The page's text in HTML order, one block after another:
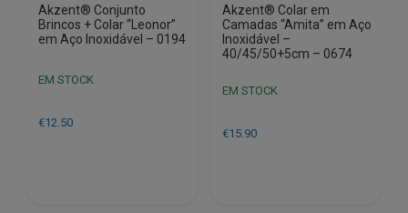
Akzent® Conjunto
Brincos + Colar “Leonor”
em Aço Inoxidável – 0194
EM STOCK
€12.50
Akzent® Colar em
Camadas “Amita” em Aço
Inoxidável –
40/45/50+5cm – 0674
EM STOCK
€15.90